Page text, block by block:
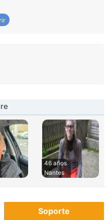
46 años
Nantes
Soporte